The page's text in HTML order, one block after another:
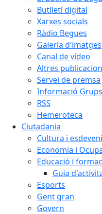
Butlletí digital
Xarxes socials
Ràdio Begues
Galeria d'imatges
Canal de vídeo
Altres
Servei de premsa
Informació
RSS
Hemeroteca
Ciutadania
Cultura i
Economia i
Educació i
Guia
Esports
Gent gran
Govern